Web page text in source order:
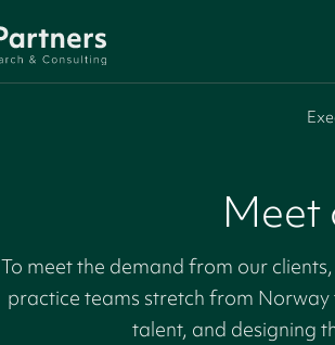
Meet
To meet the demand from our
practice teams stretch from
talent, and designing